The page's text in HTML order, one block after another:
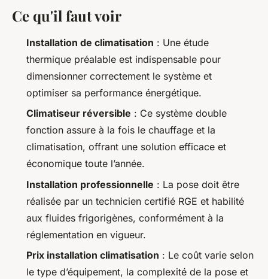
Top services de climatisation :
pourquoi choisir prestige
clima ?
10 min de lecture
Ce qu'il faut voir
Installation de climatisation : Une étude
thermique préalable est indispensable pour
dimensionner correctement le système et
optimiser sa performance énergétique.
Climatiseur réversible : Ce système double
fonction assure à la fois le chauffage et la
climatisation, offrant une solution efficace et
économique toute l’année.
Installation professionnelle : La pose doit être
réalisée par un technicien certifié RGE et habilité
aux fluides frigorigènes, conformément à la
réglementation en vigueur.
Prix installation climatisation : Le coût varie selon
le type d’équipement, la complexité de la pose et